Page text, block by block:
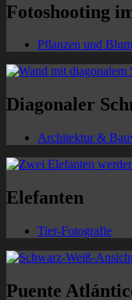
Fotoshooting
Pflanzen und
Diagonaler
Architektur &
Elefanten
Tier-Fotografie
Puente